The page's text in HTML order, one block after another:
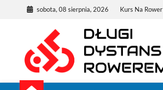
sobota, 08 sierpnia, 2026 Kurs Na Rower